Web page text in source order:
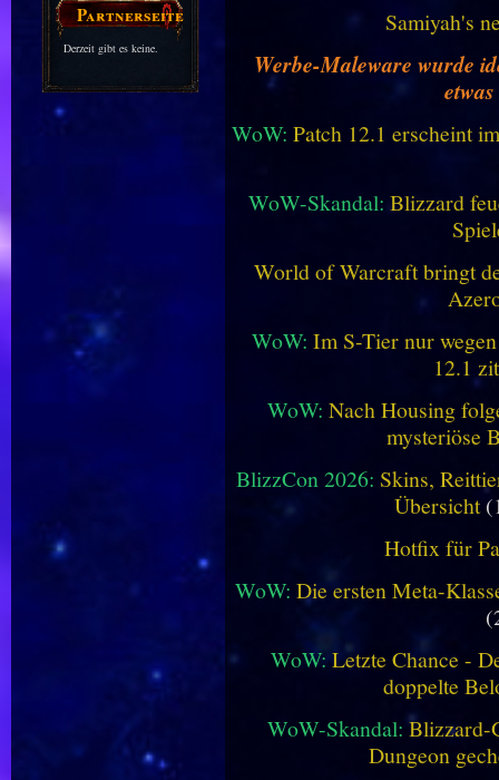
Partnerseiten
Derzeit gibt es keine.
Samiyah's
Werbe-Maleware wurde
WoW: Patch 12.1 erscheint
WoW-Skandal: Blizzard
World of Warcraft bringt
WoW: Im S-Tier nur
12.1
WoW: Nach Housing
mysteriöse
BlizzCon 2026: Skins,
Übersicht
Hotfix für
WoW: Die ersten Meta-
WoW:Letzte Chance -
doppelte
WoW-Skandal: Blizzard-
Dungeon